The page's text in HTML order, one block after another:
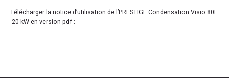
Télécharger la notice d’utilisation de l’PRESTIGE Condensation Visio 80L
-20 kW en version pdf :